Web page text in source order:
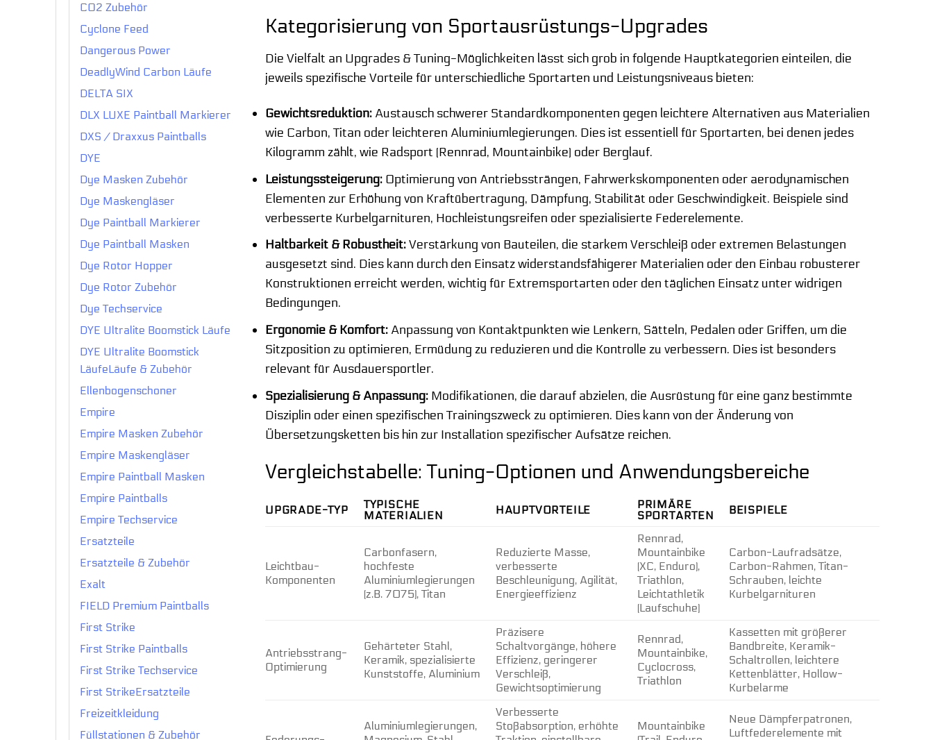
CO2 Zubehör
Cyclone Feed
Dangerous Power
DeadlyWind Carbon Läufe
DELTA SIX
DLX LUXE Paintball Markierer
DXS / Draxxus Paintballs
DYE
Dye Masken Zubehör
Dye Maskengläser
Dye Paintball Markierer
Dye Paintball Masken
Dye Rotor Hopper
Dye Rotor Zubehör
Dye Techservice
DYE Ultralite Boomstick Läufe
DYE Ultralite Boomstick
LäufeLäufe & Zubehör
Ellenbogenschoner
Empire
Empire Masken Zubehör
Empire Maskengläser
Empire Paintball Masken
Empire Paintballs
Empire Techservice
Ersatzteile
Ersatzteile & Zubehör
Exalt
FIELD Premium Paintballs
First Strike
First Strike Paintballs
First Strike Techservice
First StrikeErsatzteile
Freizeitkleidung
Füllstationen & Zubehör
Kategorisierung von Sportausrüstungs-Upgrades
Die Vielfalt an Upgrades & Tuning-Möglichkeiten lässt sich grob in folgende Hauptkategorien einteilen, die
jeweils spezifische Vorteile für unterschiedliche Sportarten und Leistungsniveaus bieten:
Gewichtsreduktion: Austausch schwerer Standardkomponenten gegen leichtere Alternativen aus Materialien
wie Carbon, Titan oder leichteren Aluminiumlegierungen. Dies ist essentiell für Sportarten, bei denen jedes
Kilogramm zählt, wie Radsport (Rennrad, Mountainbike) oder Berglauf.
Leistungssteigerung: Optimierung von Antriebssträngen, Fahrwerkskomponenten oder aerodynamischen
Elementen zur Erhöhung von Kraftübertragung, Dämpfung, Stabilität oder Geschwindigkeit. Beispiele sind
verbesserte Kurbelgarnituren, Hochleistungsreifen oder spezialisierte Federelemente.
Haltbarkeit & Robustheit:Verstärkung von Bauteilen, die starkem Verschleiß oder extremen Belastungen
ausgesetzt sind. Dies kann durch den Einsatz widerstandsfähigerer Materialien oder den Einbau robusterer
Konstruktionen erreicht werden, wichtig für Extremsportarten oder den täglichen Einsatz unter widrigen
Bedingungen.
Ergonomie & Komfort: Anpassung von Kontaktpunkten wie Lenkern, Sätteln, Pedalen oder Griffen, um die
Sitzposition zu optimieren, Ermüdung zu reduzieren und die Kontrolle zu verbessern. Dies ist besonders
relevant für Ausdauersportler.
Spezialisierung & Anpassung: Modifikationen, die darauf abzielen, die Ausrüstung für eine ganz bestimmte
Disziplin oder einen spezifischen Trainingszweck zu optimieren. Dies kann von der Änderung von
Übersetzungsketten bis hin zur Installation spezifischer Aufsätze reichen.
Vergleichstabelle: Tuning-Optionen und Anwendungsbereiche
UPGRADE-TYP
TYPISCHE
MATERIALIEN
HAUPTVORTEILE
PRIMÄRE
SPORTARTEN
BEISPIELE
Leichtbau-
Komponenten
Carbonfasern,
hochfeste
Aluminiumlegierungen
(z.B. 7075), Titan
Reduzierte Masse,
verbesserte
Beschleunigung, Agilität,
Energieeffizienz
Rennrad,
Mountainbike
(XC, Enduro),
Triathlon,
Leichtathletik
(Laufschuhe)
Carbon-Laufradsätze,
Carbon-Rahmen, Titan-
Schrauben, leichte
Kurbelgarnituren
Antriebsstrang-
Optimierung
Gehärteter Stahl,
Keramik, spezialisierte
Kunststoffe, Aluminium
Präzisere
Schaltvorgänge, höhere
Effizienz, geringerer
Verschleiß,
Gewichtsoptimierung
Rennrad,
Mountainbike,
Cyclocross,
Triathlon
Kassetten mit größerer
Bandbreite, Keramik-
Schaltrollen, leichtere
Kettenblätter, Hollow-
Kurbelarme
Aluminiumlegierungen,
Verbesserte
Stoßabsorption, erhöhte
Mountainbike
Neue Dämpferpatronen,
Luftfederelemente mit